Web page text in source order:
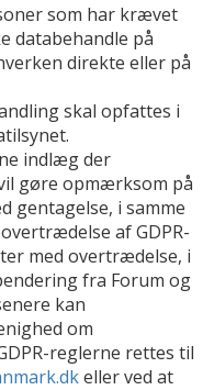
som har krævet
databehandle på
direkte eller på
skal opfattes i
indlæg der
gøre opmærksom på
gentagelse, i samme
af GDPR-
med overtrædelse, i
fra Forum og
kan
om
reglerne rettes til
eller ved at